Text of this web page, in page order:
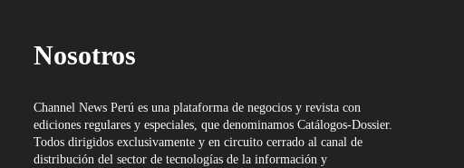
Nosotros
Channel News Perú es una plataforma de negocios y revista con
ediciones regulares y especiales, que denominamos Catálogos-Dossier.
Todos dirigidos exclusivamente y en circuito cerrado al canal de
distribución del sector de tecnologías de la información y